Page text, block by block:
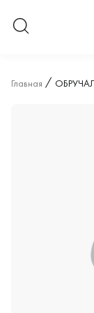
Главная